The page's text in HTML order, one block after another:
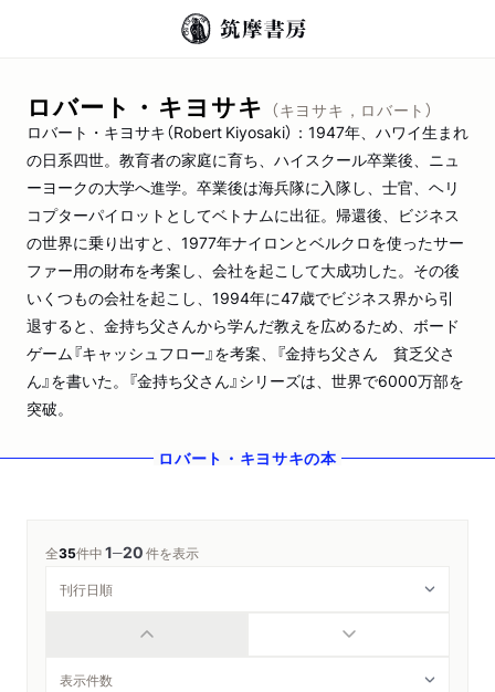
ロバート・キヨサキ （キヨサキ，ロバート）
ロバート・キヨサキ（Robert Kiyosaki）：1947年、ハワイ生まれ
の日系四世。教育者の家庭に育ち、ハイスクール卒業後、ニュ
ーヨークの大学へ進学。卒業後は海兵隊に入隊し、士官、ヘリ
コプターパイロットとしてベトナムに出征。帰還後、ビジネス
の世界に乗り出すと、1977年ナイロンとベルクロを使ったサー
ファー用の財布を考案し、会社を起こして大成功した。その後
いくつもの会社を起こし、1994年に47歳でビジネス界から引
退すると、金持ち父さんから学んだ教えを広めるため、ボード
ゲーム『キャッシュフロー』を考案、『金持ち父さん 貧乏父さ
ん』を書いた。『金持ち父さん』シリーズは、世界で6000万部を
突破。
ロバート・キヨサキの本
全35件中1─20件を表示